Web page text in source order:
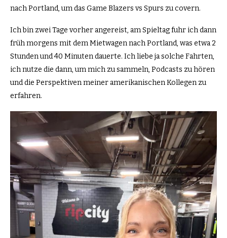
nach Portland, um das Game Blazers vs Spurs zu covern.
Ich bin zwei Tage vorher angereist, am Spieltag fuhr ich dann
früh morgens mit dem Mietwagen nach Portland, was etwa 2
Stunden und 40 Minuten dauerte. Ich liebe ja solche Fahrten,
ich nutze die dann, um mich zu sammeln, Podcasts zu hören
und die Perspektiven meiner amerikanischen Kollegen zu
erfahren.